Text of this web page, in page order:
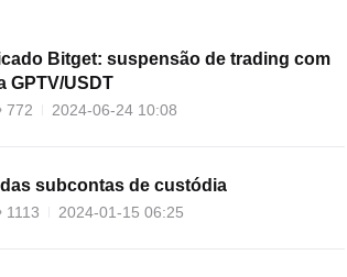
Bitget: suspensão de trading com
GPTV/USDT
772 2024-06-24 10:08
subcontas de custódia
1113 2024-01-15 06:25